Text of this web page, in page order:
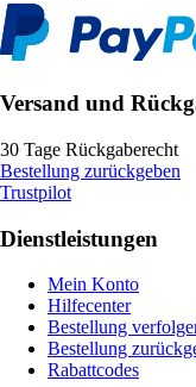
Versand und
30 Tage Rückgaberecht
Bestellung zurückgeben
Trustpilot
Dienstleistungen
Mein Konto
Hilfecenter
Bestellung
Bestellung
Rabattcodes